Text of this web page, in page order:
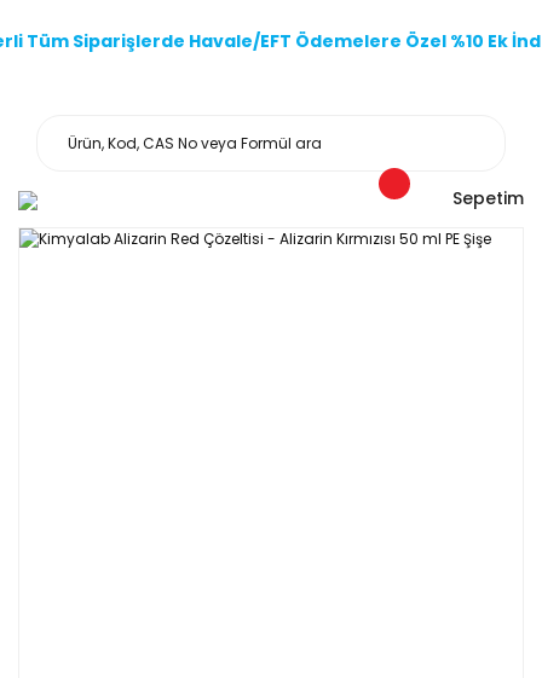
Tüm Siparişlerde Havale/EFT Ödemelere Özel %10 Ek
Sepetim